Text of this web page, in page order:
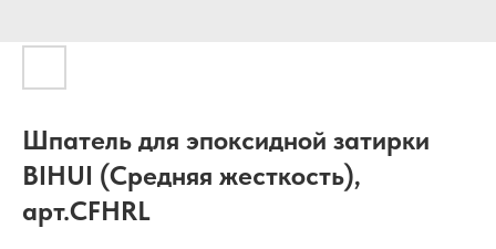
Шпатель для эпоксидной затирки
BIHUI (Средняя жесткость),
арт.CFHRL